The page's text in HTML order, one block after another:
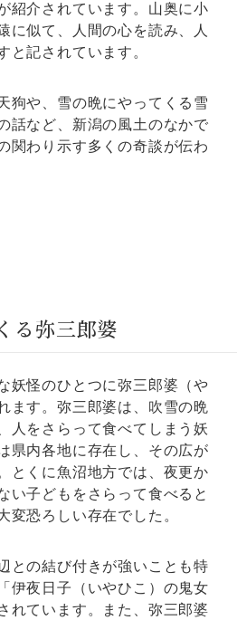
紹介されています。山奥に小
に似て、人間の心を読み、人
と記されています。
狗や、雪の晩にやってくる雪
話など、新潟の風土のなかで
関わり示す多くの奇談が伝わ
る弥三郎婆
妖怪のひとつに弥三郎婆（や
ます。弥三郎婆は、吹雪の晩
人をさらって食べてしまう妖
県内各地に存在し、その広が
とくに魚沼地方では、夜更か
い子どもをさらって食べると
変恐ろしい存在でした。
との結び付きが強いことも特
伊夜日子（いやひこ）の鬼女
れています。また、弥三郎婆